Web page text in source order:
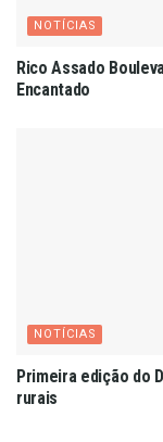
NOTÍCIAS
Rico Assado
Encantado
NOTÍCIAS
Primeira edição do
rurais